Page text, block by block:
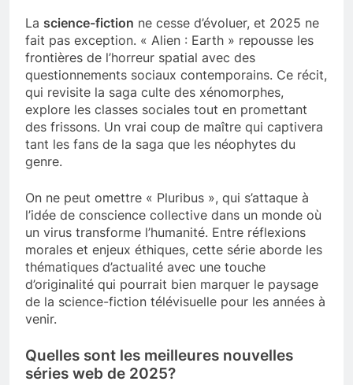
La science-fiction ne cesse d’évoluer, et 2025 ne
fait pas exception. « Alien : Earth » repousse les
frontières de l’horreur spatial avec des
questionnements sociaux contemporains. Ce récit,
qui revisite la saga culte des xénomorphes,
explore les classes sociales tout en promettant
des frissons. Un vrai coup de maître qui captivera
tant les fans de la saga que les néophytes du
genre.
On ne peut omettre « Pluribus », qui s’attaque à
l’idée de conscience collective dans un monde où
un virus transforme l’humanité. Entre réflexions
morales et enjeux éthiques, cette série aborde les
thématiques d’actualité avec une touche
d’originalité qui pourrait bien marquer le paysage
de la science-fiction télévisuelle pour les années à
venir.
Quelles sont les meilleures nouvelles
séries web de 2025?